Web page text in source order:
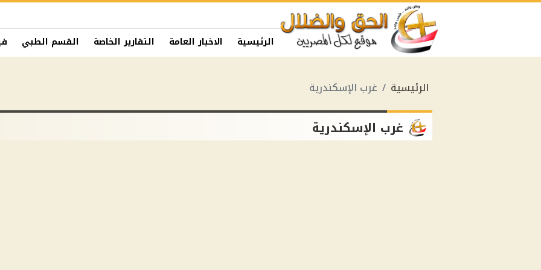
الرئيسية الاخبار العامة التقارير الخاصة القسم الطبي
الرئيسية غرب الإسكندرية
غرب الإسكندرية